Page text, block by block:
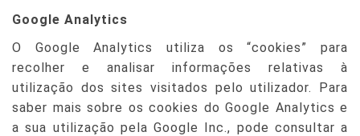
Google Analytics
O Google Analytics utiliza os “cookies” para
recolher e analisar informações relativas à
utilização dos sites visitados pelo utilizador. Para
saber mais sobre os cookies do Google Analytics e
a sua utilização pela Google Inc., pode consultar a